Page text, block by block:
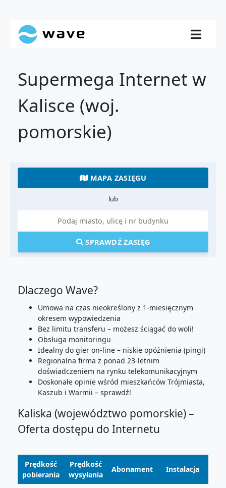
Supermega Internet w
Kalisce (woj.
pomorskie)
MAPA ZASIĘGU
lub
SPRAWDŹ ZASIĘG
Dlaczego Wave?
Umowa na czas nieokreślony z 1-miesięcznym
okresem wypowiedzenia
Bez limitu transferu – możesz ściągać do woli!
Obsługa monitoringu
Idealny do gier on-line – niskie opóźnienia (pingi)
Regionalna firma z ponad 23-letnim
doświadczeniem na rynku telekomunikacyjnym
Doskonałe opinie wśród mieszkańców Trójmiasta,
Kaszub i Warmii – sprawdź!
Kaliska (województwo pomorskie) –
Oferta dostępu do Internetu
Prędkość
pobierania
Prędkość
wysyłania
Abonament Instalacja